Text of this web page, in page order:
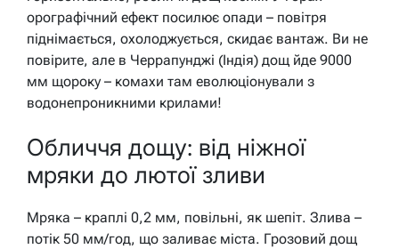
орографічний ефект посилює опади – повітря
піднімається, охолоджується, скидає вантаж. Ви не
повірите, але в Черрапунджі (Індія) дощ йде 9000
мм щороку – комахи там еволюціонували з
водонепроникними крилами!
Обличчя дощу: від ніжної
мряки до лютої зливи
Мряка – краплі 0,2 мм, повільні, як шепіт. Злива –
потік 50 мм/год, що заливає міста. Грозовий дощ